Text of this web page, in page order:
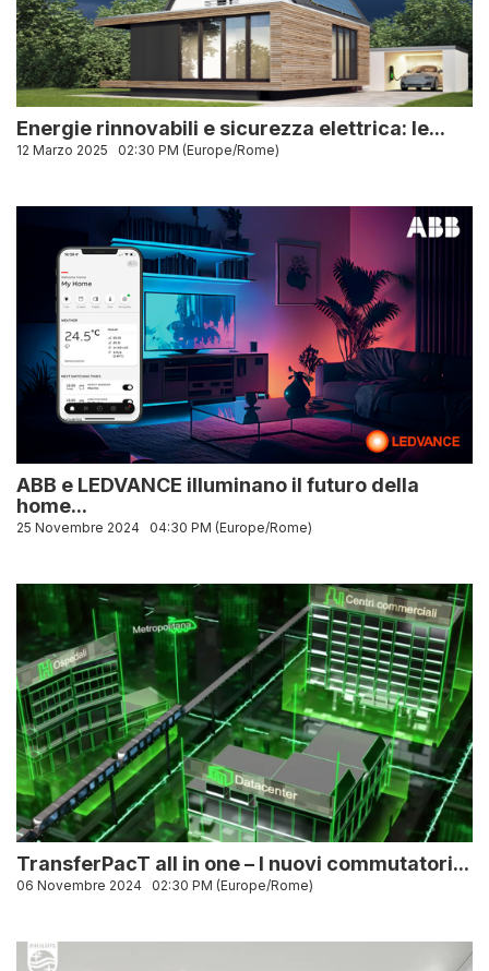
Energie rinnovabili e sicurezza elettrica: le...
12 Marzo 2025 02:30 PM (Europe/Rome)
ABB e LEDVANCE illuminano il futuro della
home...
25 Novembre 2024 04:30 PM (Europe/Rome)
TransferPacT all in one – I nuovi commutatori...
06 Novembre 2024 02:30 PM (Europe/Rome)